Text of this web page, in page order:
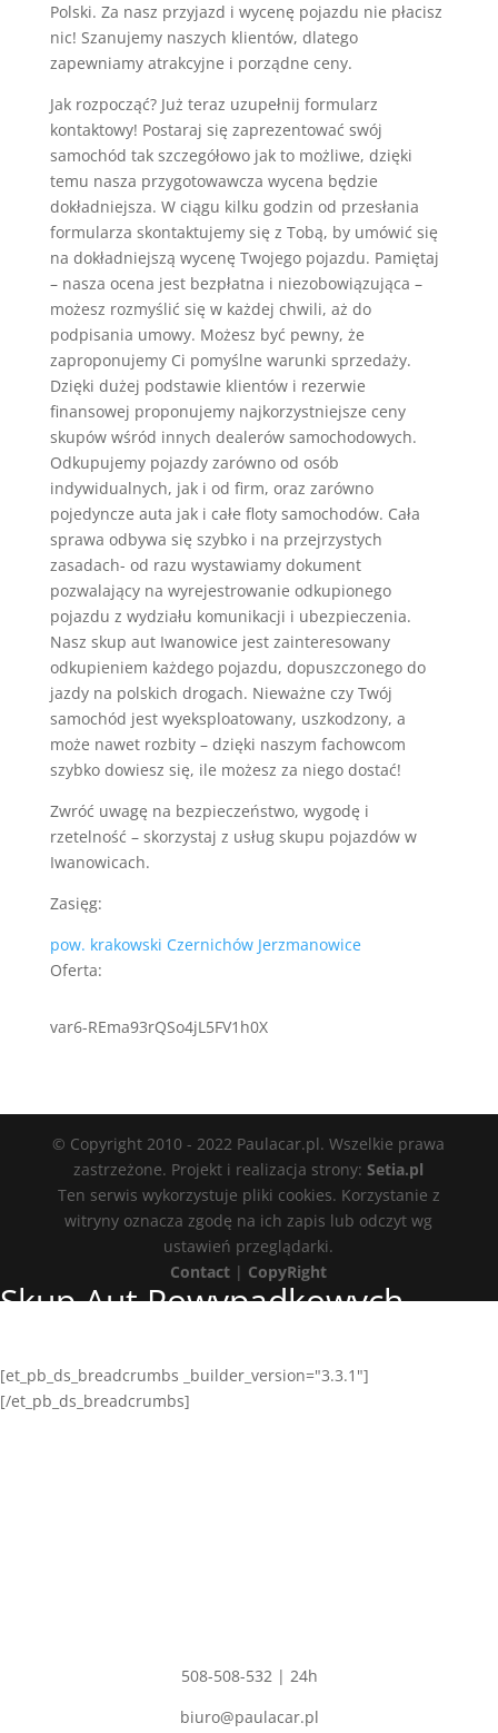
Polski. Za nasz przyjazd i wycenę pojazdu nie płacisz
nic! Szanujemy naszych klientów, dlatego
zapewniamy atrakcyjne i porządne ceny.
Jak rozpocząć? Już teraz uzupełnij formularz
kontaktowy! Postaraj się zaprezentować swój
samochód tak szczegółowo jak to możliwe, dzięki
temu nasza przygotowawcza wycena będzie
dokładniejsza. W ciągu kilku godzin od przesłania
formularza skontaktujemy się z Tobą, by umówić się
na dokładniejszą wycenę Twojego pojazdu. Pamiętaj
– nasza ocena jest bezpłatna i niezobowiązująca –
możesz rozmyślić się w każdej chwili, aż do
podpisania umowy. Możesz być pewny, że
zaproponujemy Ci pomyślne warunki sprzedaży.
Dzięki dużej podstawie klientów i rezerwie
finansowej proponujemy najkorzystniejsze ceny
skupów wśród innych dealerów samochodowych.
Odkupujemy pojazdy zarówno od osób
indywidualnych, jak i od firm, oraz zarówno
pojedyncze auta jak i całe floty samochodów. Cała
sprawa odbywa się szybko i na przejrzystych
zasadach- od razu wystawiamy dokument
pozwalający na wyrejestrowanie odkupionego
pojazdu z wydziału komunikacji i ubezpieczenia.
Nasz skup aut Iwanowice jest zainteresowany
odkupieniem każdego pojazdu, dopuszczonego do
jazdy na polskich drogach. Nieważne czy Twój
samochód jest wyeksploatowany, uszkodzony, a
może nawet rozbity – dzięki naszym fachowcom
szybko dowiesz się, ile możesz za niego dostać!
Zwróć uwagę na bezpieczeństwo, wygodę i
rzetelność – skorzystaj z usług skupu pojazdów w
Iwanowicach.
Zasięg:
pow. krakowski Czernichów Jerzmanowice
Oferta:
var6-REma93rQSo4jL5FV1h0X
© Copyright 2010 - 2022 Paulacar.pl. Wszelkie prawa
zastrzeżone. Projekt i realizacja strony:Setia.pl
Ten serwis wykorzystuje pliki cookies. Korzystanie z
witryny oznacza zgodę na ich zapis lub odczyt wg
ustawień przeglądarki.
Contact | CopyRight
Skup Aut Powypadkowych
[et_pb_ds_breadcrumbs _builder_version="3.3.1"]
[/et_pb_ds_breadcrumbs]
508-508-532 | 24h
biuro@paulacar.pl